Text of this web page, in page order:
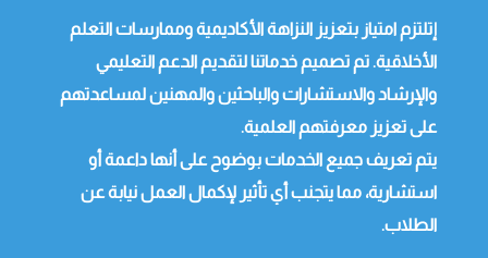
إتلتزم امتياز بتعزيز النزاهة الأكاديمية وممارسات التعلم
الأخلاقية. تم تصميم خدماتنا لتقديم الدعم التعليمي
والإرشاد والاستشارات والباحثين والمهنين لمساعدتهم
على تعزيز معرفتهم العلمية.
يتم تعريف جميع الخدمات بوضوح على أنها داعمة أو
استشارية، مما يتجنب أي تأثير لإكمال العمل نيابة عن
الطلاب.